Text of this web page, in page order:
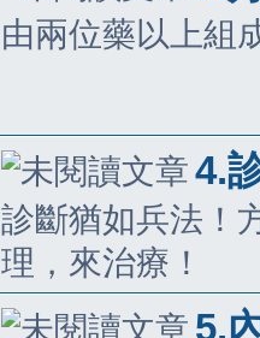
由兩位藥以上組
4.
診斷猶如兵法！
理，來治療！
5.